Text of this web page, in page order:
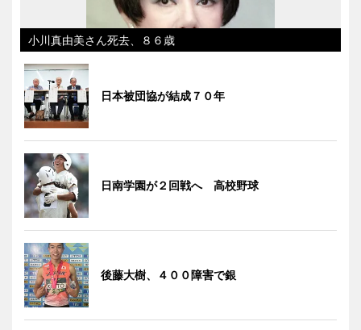
小川真由美さん死去、８６歳
日本被団協が結成７０年
日南学園が２回戦へ 高校野球
後藤大樹、４００障害で銀